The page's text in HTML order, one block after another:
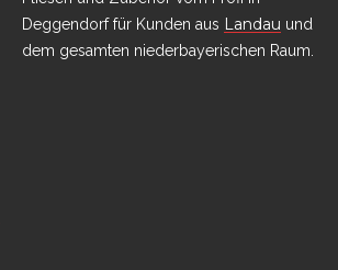
Deggendorf für Kunden aus Landau und
dem gesamten niederbayerischen Raum.